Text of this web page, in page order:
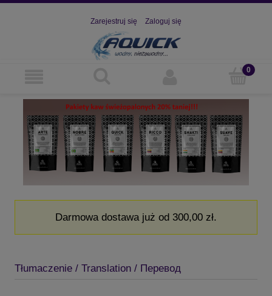
Zarejestruj się Zaloguj się
Darmowa dostawa już od 300,00 zł.
Tłumaczenie / Translation / Перевод